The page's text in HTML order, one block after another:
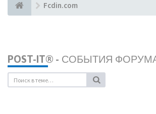
Fcdin.com
POST-IT® - СОБЫТИЯ